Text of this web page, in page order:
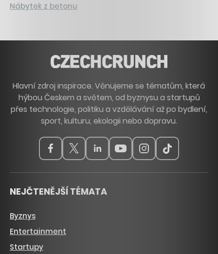
Nábytek z betonu
Hlavní zdroj inspirace. Věnujeme se tématům, která
hýbou Českem a světem, od byznysu a startupů
přes technologie, politiku a vzdělávání až po bydlení,
sport, kulturu, ekologii nebo dopravu.
NEJČTENĚJŠÍ TÉMATA
Byznys
Entertainment
Startupy